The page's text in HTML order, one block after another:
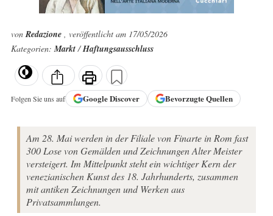
vonRedazione , veröffentlicht am 17/05/2026
Kategorien:Markt/Haftungsausschluss
Folgen Sie uns auf GoogleDiscover Bevorzugte Quellen
Am 28. Mai werden in der Filiale von Finarte in Rom fast
300 Lose von Gemälden und Zeichnungen Alter Meister
versteigert. Im Mittelpunkt steht ein wichtiger Kern der
venezianischen Kunst des 18. Jahrhunderts, zusammen
mit antiken Zeichnungen und Werken aus
Privatsammlungen.